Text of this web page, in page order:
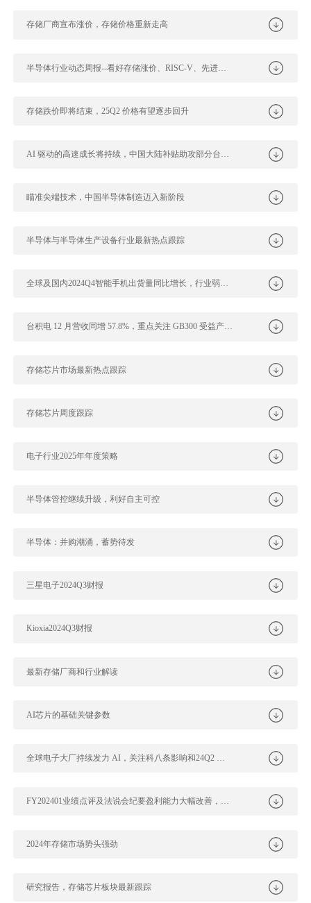
存储厂商宣布涨价，存储价格重新走高
存储跌价即将结束，25Q2 价格有望逐步回升
AI 驱动的高速成长将持续，中国大陆补贴助攻部分台厂淡季不淡
瞄准尖端技术，中国半导体制造迈入新阶段
半导体与半导体生产设备行业最新热点跟踪
全球及国内2024Q4智能手机出货量同比增长，行业弱复苏格局持续
台积电 12 月营收同增 57.8%，重点关注 GB300 受益产业链
存储芯片市场最新热点跟踪
存储芯片周度跟踪
电子行业2025年年度策略
半导体管控继续升级，利好自主可控
半导体：并购潮涌，蓄势待发
三星电子2024Q3财报
Kioxia2024Q3财报
最新存储厂商和行业解读
AI芯片的基础关键参数
全球电子大厂持续发力 AI，关注科八条影响和24Q2 业绩趋势
FY202401业绩点评及法说会纪要盈利能力大幅改善，AI存储推动 Ca...
2024年存储市场势头强劲
研究报告，存储芯片板块最新跟踪